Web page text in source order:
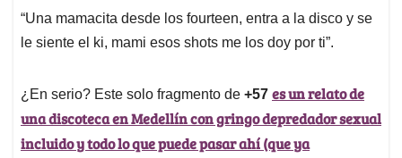
“Una mamacita desde los fourteen, entra a la disco y se
le siente el ki, mami esos shots me los doy por ti”.
¿En serio? Este solo fragmento de +57 es un relato de
una discoteca en Medellín con gringo depredador sexual
incluido y todo lo que puede pasar ahí (que ya